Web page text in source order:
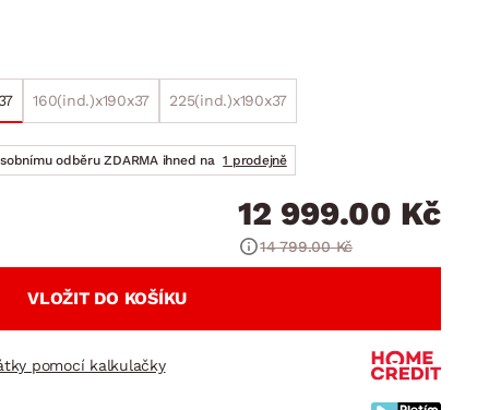
160(ind.)x190x37 225(ind.)x190x37
odběru ZDARMA ihned na 1 prodejně
12 999.00 Kč
14 799.00 Kč
VLOŽIT DO KOŠÍKU
pomocí kalkulačky